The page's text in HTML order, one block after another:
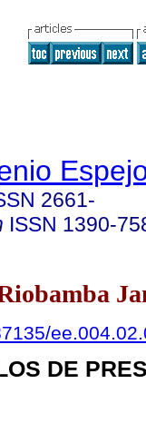
2661-
ISSN 1390-
DE